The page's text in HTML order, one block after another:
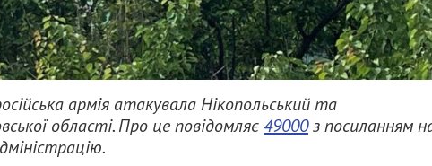
армія атакувала Нікопольський та
області. Про це повідомляє49000з посиланням